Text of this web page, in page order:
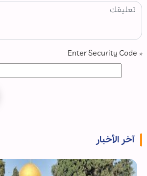
*
آخر الأخبار